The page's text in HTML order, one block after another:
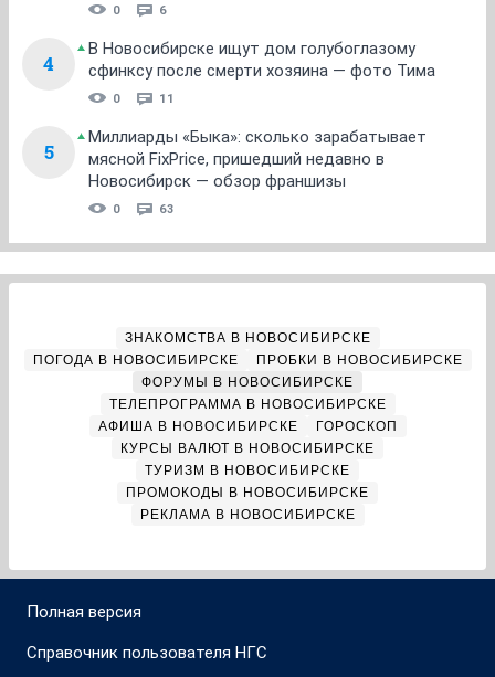
0 6
4
В Новосибирске ищут дом голубоглазому
сфинксу после смерти хозяина — фото Тима
0 11
5
Миллиарды «Быка»: сколько зарабатывает
мясной FixPrice, пришедший недавно в
Новосибирск — обзор франшизы
0 63
ЗНАКОМСТВА В НОВОСИБИРСКЕ
ПОГОДА В НОВОСИБИРСКЕ
ПРОБКИ В НОВОСИБИРСКЕ
ФОРУМЫ В НОВОСИБИРСКЕ
ТЕЛЕПРОГРАММА В НОВОСИБИРСКЕ
АФИША В НОВОСИБИРСКЕ
ГОРОСКОП
КУРСЫ ВАЛЮТ В НОВОСИБИРСКЕ
ТУРИЗМ В НОВОСИБИРСКЕ
ПРОМОКОДЫ В НОВОСИБИРСКЕ
РЕКЛАМА В НОВОСИБИРСКЕ
Полная версия
Справочник пользователя НГС